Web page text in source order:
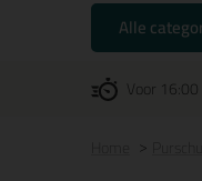
Alle
Voor